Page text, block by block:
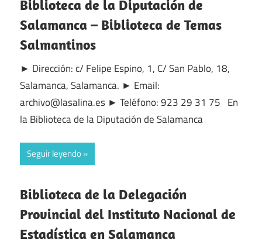
Biblioteca de la Diputación de
Salamanca – Biblioteca de Temas
Salmantinos
► Dirección: c/ Felipe Espino, 1, C/ San Pablo, 18,
Salamanca, Salamanca. ► Email:
archivo@lasalina.es ► Teléfono: 923 29 31 75 En
la Biblioteca de la Diputación de Salamanca
Seguir leyendo
Biblioteca de la Delegación
Provincial del Instituto Nacional de
Estadística en Salamanca